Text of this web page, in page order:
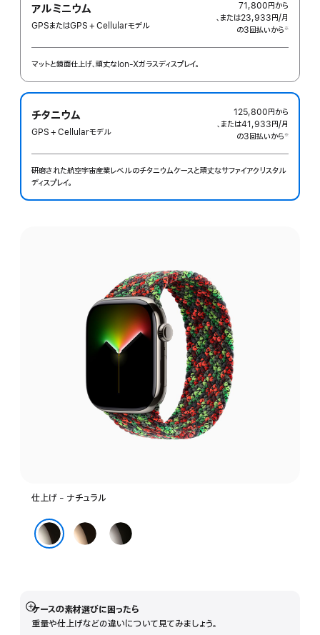
アルミニウム
GPSまたはGPS + Cellularモデル
71,800円から
、または23,933円/月
の3回払いから ※
マットと鏡面仕上げ、頑丈なIon-Xガラスディスプレイ。
チタニウム
GPS + Cellularモデル
125,800円から
、または41,933円/月
の3回払いから ※
研磨された航空宇宙産業レベルのチタニウムケースと頑丈なサ‍フ‍ァ‍イアクリスタル
ディスプレイ。
仕上げ - ナチュラル
ゴ
ー
ス
レ
ケースの素材選びに困ったら
重量や仕上げなどの違いについて見てみましょう。
詳
細